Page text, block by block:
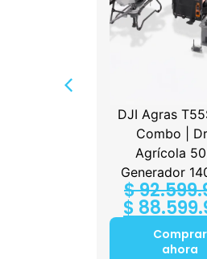
DJI Agras
Combo |
Agrícola
Generador
$
$
Comprar
ahora